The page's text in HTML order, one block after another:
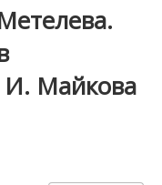
Учредители
Устав
И. Майкова